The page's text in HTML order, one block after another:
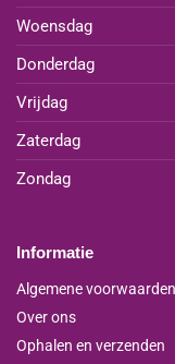
Woensdag
Donderdag
Vrijdag
Zaterdag
Zondag
Informatie
Algemene voorwaarden
Over ons
Ophalen en verzenden